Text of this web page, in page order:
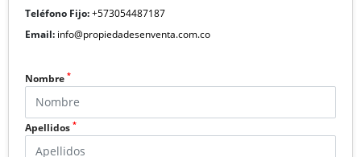
Teléfono Fijo:+573054487187
Email: info@propiedadesenventa.com.co
Nombre *
Apellidos *